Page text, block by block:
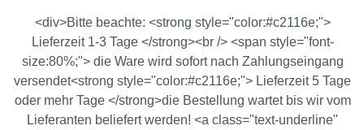
Zum Hauptinhalt springen
<div>Bitte beachte: <strong style="color:#c2116e;">
Lieferzeit 1-3 Tage </strong><br /> <span style="font-
size:80%;"> die Ware wird sofort nach Zahlungseingang
versendet<strong style="color:#c2116e;"> Lieferzeit 5 Tage
oder mehr Tage </strong>die Bestellung wartet bis wir vom
Lieferanten beliefert werden! <a class="text-underline"